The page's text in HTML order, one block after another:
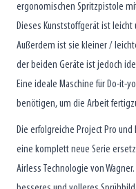
ergonomischen Spritzpistole
Dieses Kunststoffgerät ist
Außerdem ist sie kleiner /
der beiden Geräte ist jedoch
Eine ideale Maschine für Do-it-
benötigen, um die Arbeit
Die erfolgreiche Project Pro
eine komplett neue Serie
Airless Technologie von